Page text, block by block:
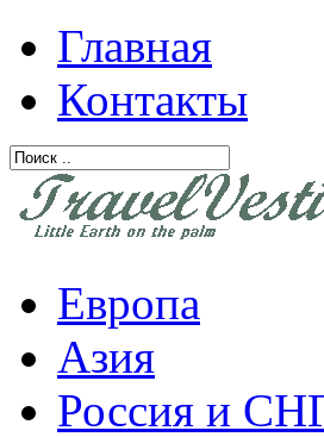
Главная
Контакты
Европа
Азия
Россия и